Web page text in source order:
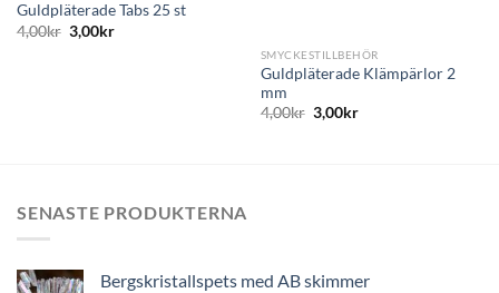
Guldpläterade Tabs 25 st
4,00kr 3,00kr
SMYCKESTILLBEHÖR
Guldpläterade Klämpärlor 2
mm
4,00kr 3,00kr
SENASTE PRODUKTERNA
Bergskristallspets med AB skimmer